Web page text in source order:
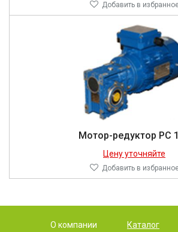
Добавить в
Мотор-редуктор PC
Цену уточняйте
Добавить в
О компании Каталог